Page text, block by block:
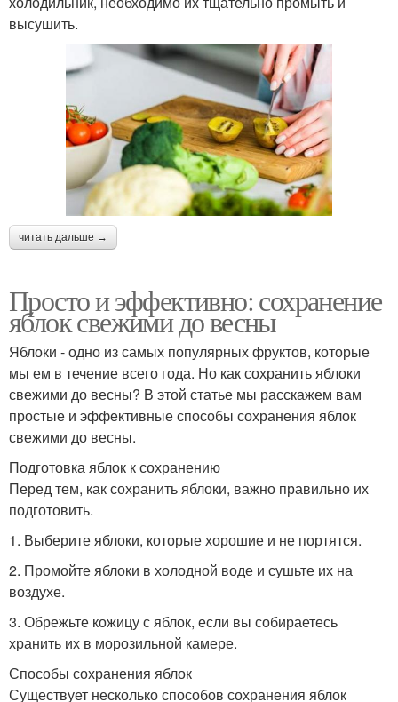
высушить.
читать дальше →
Просто и эффективно: сохранение
яблок свежими до весны
Яблоки - одно из самых популярных фруктов, которые
мы ем в течение всего года. Но как сохранить яблоки
свежими до весны? В этой статье мы расскажем вам
простые и эффективные способы сохранения яблок
свежими до весны.
Подготовка яблок к сохранению
Перед тем, как сохранить яблоки, важно правильно их
подготовить.
1. Выберите яблоки, которые хорошие и не портятся.
2. Промойте яблоки в холодной воде и сушьте их на
воздухе.
3. Обрежьте кожицу с яблок, если вы собираетесь
хранить их в морозильной камере.
Способы сохранения яблок
Существует несколько способов сохранения яблок